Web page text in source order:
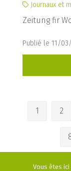
Journaux et
Zeitung fir
Publié le 11/
1 2
Vous êtes ici